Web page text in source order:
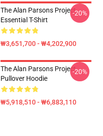
The Alan Parsons Project
Essential T-Shirt
₩3,651,700 - ₩4,202,900
-20%
The Alan Parsons Project
Pullover Hoodie
₩5,918,510 - ₩6,883,110
-20%